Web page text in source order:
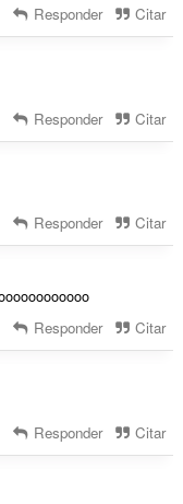
Responder Citar
Responder Citar
Responder Citar
Responder Citar
Responder Citar